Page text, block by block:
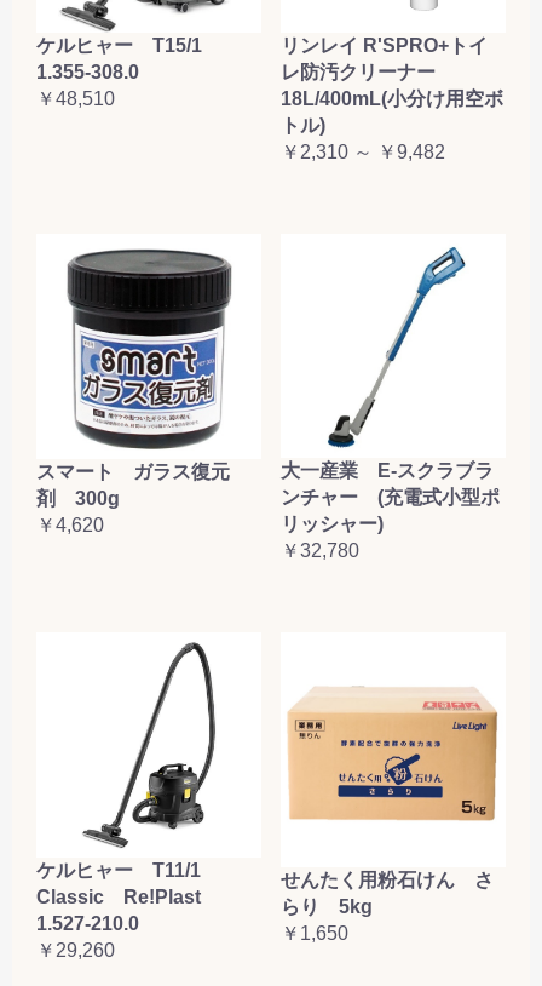
ケルヒャー T15/1
1.355-308.0
￥48,510
リンレイ R'SPRO+トイ
レ防汚クリーナー
18L/400mL(小分け用空ボ
トル)
￥2,310 ～ ￥9,482
スマート ガラス復元
剤 300g
￥4,620
大一産業 E-スクラブラ
ンチャー (充電式小型ポ
リッシャー)
￥32,780
ケルヒャー T11/1
Classic Re!Plast
1.527-210.0
￥29,260
せんたく用粉石けん さ
らり 5kg
￥1,650